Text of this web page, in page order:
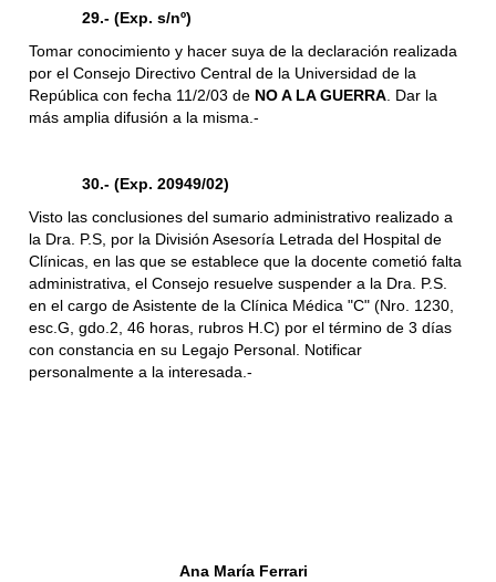
29.- (Exp. s/nº)
Tomar conocimiento y hacer suya de la declaración realizada
por el Consejo Directivo Central de la Universidad de la
República con fecha 11/2/03 de NO A LA GUERRA . Dar la
más amplia difusión a la misma.-
30.- (Exp. 20949/02)
Visto las conclusiones del sumario administrativo realizado a
la Dra. P.S, por la División Asesoría Letrada del Hospital de
Clínicas, en las que se establece que la docente cometió falta
administrativa, el Consejo resuelve suspender a la Dra. P.S.
en el cargo de Asistente de la Clínica Médica "C" (Nro. 1230,
esc.G, gdo.2, 46 horas, rubros H.C) por el término de 3 días
con constancia en su Legajo Personal. Notificar
personalmente a la interesada.-
Ana María Ferrari